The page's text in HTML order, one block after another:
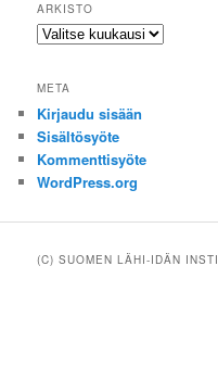
ARKISTO
Arkisto
META
Kirjaudu sisään
Sisältösyöte
Kommenttisyöte
WordPress.org
(C) SUOMEN LÄHI-IDÄN